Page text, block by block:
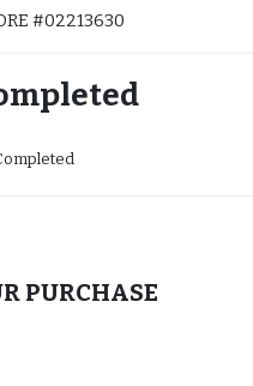
#02213630
PURCHASE